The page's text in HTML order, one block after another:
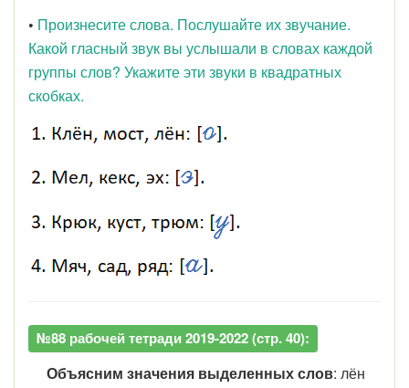
• Произнесите слова. Послушайте их звучание.
Какой гласный звук вы услышали в словах каждой
группы слов? Укажите эти звуки в квадратных
скобках.
№88 рабочей тетради 2019-2022 (стр. 40):
Объясним значения выделенных слов: лён